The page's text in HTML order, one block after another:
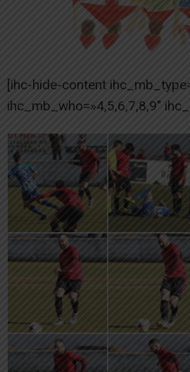
[ihc-hide-content
ihc_mb_who=»4,5,6,7,8,9″